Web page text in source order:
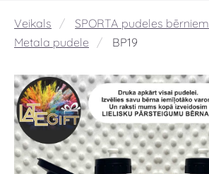
Veikals
SPORTA pudeles bērniem
Metala pudele
BP19